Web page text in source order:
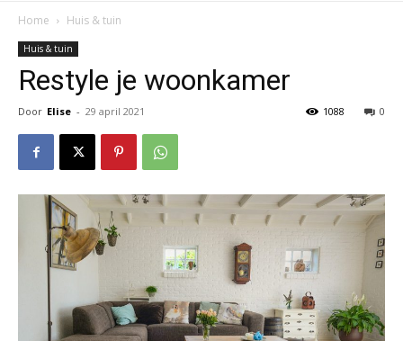
Home Huis & tuin
Huis & tuin
Restyle je woonkamer
Door Elise - 29 april 2021 0
1088